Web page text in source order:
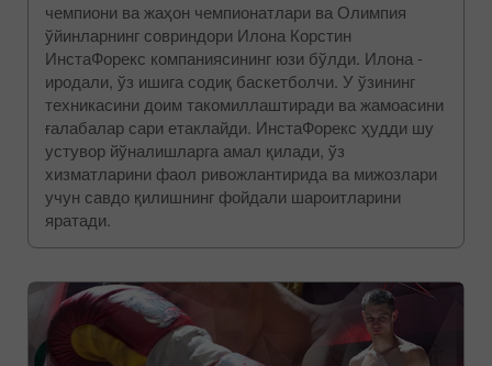
чемпиони ва жаҳон чемпионатлари ва Олимпия
ўйинларнинг совриндори Илона Корстин
ИнстаФорекс компаниясининг юзи бўлди. Илона -
иродали, ўз ишига содиқ баскетболчи. У ўзининг
техникасини доим такомиллаштиради ва жамоасини
ғалабалар сари етаклайди. ИнстаФорекс ҳудди шу
устувор йўналишларга амал қилади, ўз
хизматларини фаол ривожлантирида ва мижозлари
учун савдо қилишнинг фойдали шароитларини
яратади.